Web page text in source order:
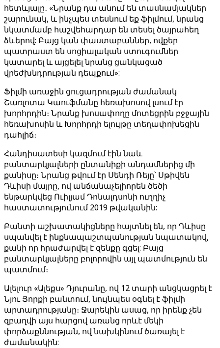
հետևյալը․ «Նրանք դա անում են տասնամյակներ
շարունակ, և ինչպես տեսնում եք ֆիլմում, նրանց
նկատմամբ հաշվեհարդար են տեսել ծայրահեղ
ձևերով: Բայց կան փաստաբաններ, ովքեր
պատրաստ են սոցիալական ստուգումներ
կատարել և այցելել նրանց ցանկացած
վրեժխնդրության դեպքում»:
Ֆիլմի առաջին ցուցադրության ժամանակ
Շառլոտա Կաուֆմանը հեռախոսով լսում էր
խորհրդին։ Նրանք խոսափողը մոտեցրին բջջային
հեռախոսին և Խորհրդի ելույթը տեղափոխեցին
դահլիճ։
Հանդիսատեսի կազմում էին նաև
բանտարկյալների ընտանիքի անդամներից մի
քանիսը։ Նրանց թվում էր Սենդի Ռեյը՝ Սթիվեն
Դևիսի մայրը, ով անճանաչելիորեն ծեծի
ենթարկվեց Ուիլյամ Դոնալդսոնի ուղղիչ
հաստատությունում 2019 թվականին:
Բանտի աշխատակիցները հայտնել են, որ Դևիսը
սպանվել է ինքնապաշտպանության նպատակով,
քանի որ հրաժարվել է զենքը գցել: Բայց
բանտարկյալները բոլորովին այլ պատմություն են
պատմում։
Ալելուր «Ալեքս» Դյուրանը, ով 12 տարի անցկացրել է
Նյու Յորքի բանտում, նույնպես օգնել է ֆիլմի
արտադրությանը։ Ջարեկին ասաց, որ իրենք չեն
զբաղվի այս հարցով առանց որևէ մեկի
փորձաքննության, ով նախկինում ծառայել է
ժամանակին: